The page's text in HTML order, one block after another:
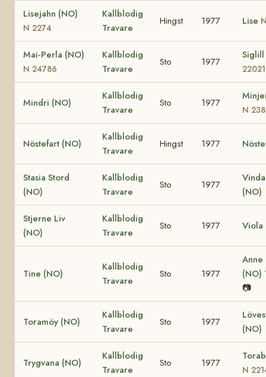
Lisejahn (NO)
N 2274
Kallblodig
Travare
Hingst 1977 Lise
Mai-Perla (NO)
N 24786
Kallblodig
Travare
Sto 1977
22021
Mindri (NO)
Kallblodig
Travare
Sto 1977
N
Nöstefart (NO)
Kallblodig
Travare
Hingst 1977
Stasia Stord
(NO)
Kallblodig
Travare
Sto 1977
(NO)
Stjerne Liv
(NO)
Kallblodig
Travare
Sto 1977 Viola
Tine (NO)
Kallblodig
Travare
Sto 1977
Anne
(NO)
📷
Toramöy (NO)
Kallblodig
Travare
Sto 1977
(NO)
Trygvana (NO)
Kallblodig
Travare
Sto 1977
N